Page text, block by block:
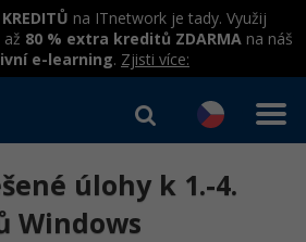
na ITnetwork je tady. Využij
až 80 % extra kreditů ZDARMAna náš
e-learning. Zjisti více:
a kurzy
práce
úlohy k 1.-4.
Windows